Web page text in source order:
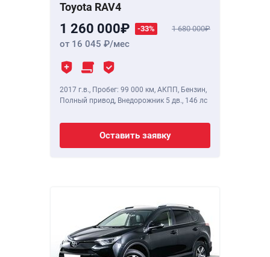
Toyota RAV4
1 260 000 -33% 1 680 000
от 16 045 /мес
2017 г.в., Пробег: 99 000 км, АКПП, Бензин,
Полный привод, Внедорожник 5 дв., 146 лс
Оставить заявку